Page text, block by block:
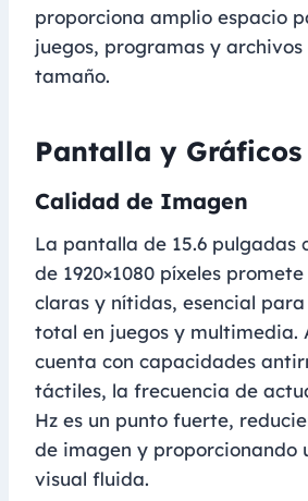
proporciona amplio espacio
juegos, programas y
tamaño.
Pantalla y Gráficos
Calidad de Imagen
La pantalla de 15.6 pulgadas
de 1920×1080 píxeles
claras y nítidas, esencial
total en juegos y multimedia.
cuenta con capacidades
táctiles, la frecuencia de
Hz es un punto fuerte,
de imagen y proporcionando
visual fluida.